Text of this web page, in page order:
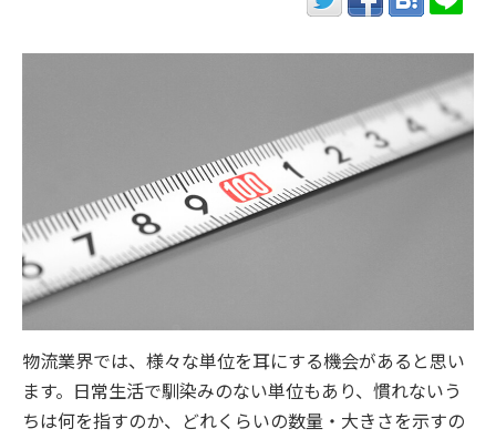
物流業界では、様々な単位を耳にする機会があると思い
ます。日常生活で馴染みのない単位もあり、慣れないう
ちは何を指すのか、どれくらいの数量・大きさを示すの